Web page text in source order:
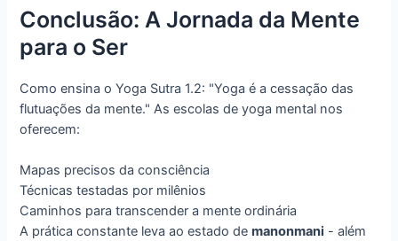
Conclusão: A Jornada da Mente
para o Ser
Como ensina o Yoga Sutra 1.2: "Yoga é a cessação das
flutuações da mente." As escolas de yoga mental nos
oferecem:
Mapas precisos da consciência
Técnicas testadas por milênios
Caminhos para transcender a mente ordinária
A prática constante leva ao estado demanonmani - além